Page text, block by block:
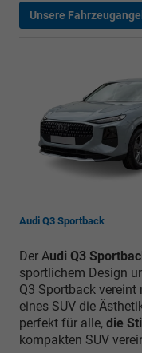
Unsere
Audi Q3 Sportback
Der Audi Q3
sportlichem Design
Q3 Sportback
eines SUV die
perfekt für alle, die
kompakten SUV